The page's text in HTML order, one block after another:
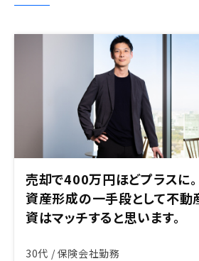
売却で400万円ほどプラスに。
資産形成の一手段として不動
資はマッチすると思います。
30代 / 保険会社勤務